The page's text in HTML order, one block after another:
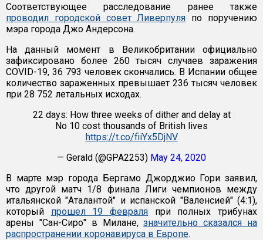
Соответствующее расследование ранее также
проводил городской совет Ливерпуля по поручению
мэра города Джо Андерсона.
На данный момент в Великобритании официально
зафиксировано более 260 тысяч случаев заражения
COVID-19, 36 793 человек скончались. В Испании общее
количество зараженных превышает 236 тысяч человек
при 28 752 летальных исходах.
22 days: How three weeks of dither and delay at
No 10 cost thousands of British lives
https://t.co/fiiYx5DjNV
— Gerald (@GPA2253) May 24, 2020
В марте мэр города Бергамо Джорджио Гори заявил,
что другой матч 1/8 финала Лиги чемпионов между
итальянской "Аталантой" и испанской "Валенсией" (4:1),
который прошел 19 февраля при полных трибунах
арены "Сан-Сиро" в Милане,значительно сказался на
распространении коронавируса в Европе.